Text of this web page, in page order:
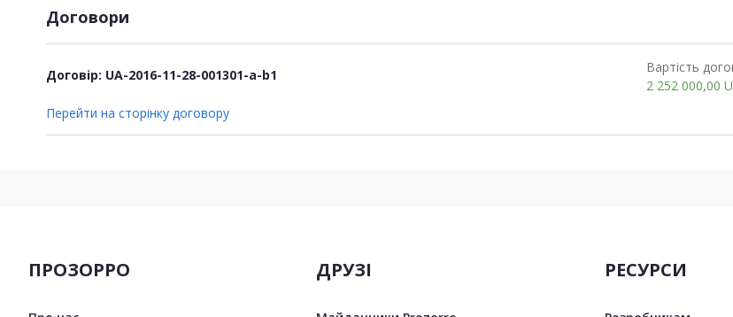
Договори
Договір: UA-2016-11-28-001301-a-b1
Вартість
2 252 000,00
Перейти на сторінку договору
ПРОЗОРРО ДРУЗІ РЕСУРСИ